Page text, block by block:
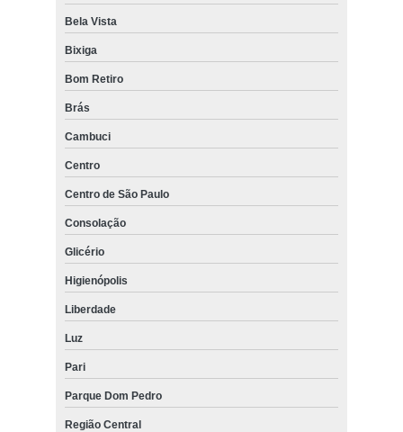
Bela Vista
Bixiga
Bom Retiro
Brás
Cambuci
Centro
Centro de São Paulo
Consolação
Glicério
Higienópolis
Liberdade
Luz
Pari
Parque Dom Pedro
Região Central